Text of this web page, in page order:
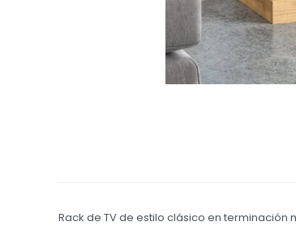
Rack de TV de estilo clásico en